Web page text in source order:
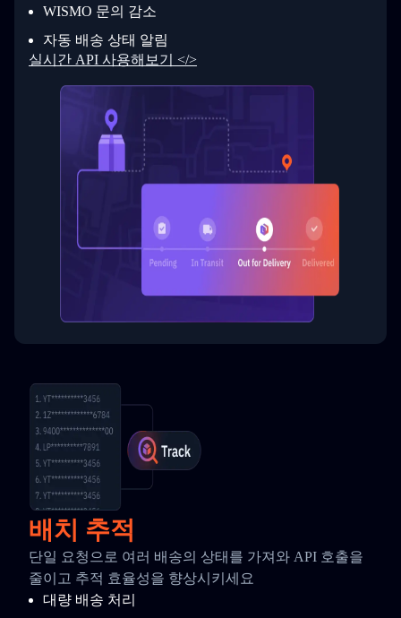
31
33
34
      }
  }
}
WISMO 문의 감소
자동 배송 상태 알림
실시간 API 사용해보기 </>
배치 추적
단일 요청으로 여러 배송의 상태를 가져와 API 호출을
줄이고 추적 효율성을 향상시키세요
대량 배송 처리